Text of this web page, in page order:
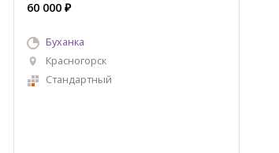
60 000 ₽
Буханка
Красногорск
Стандартный